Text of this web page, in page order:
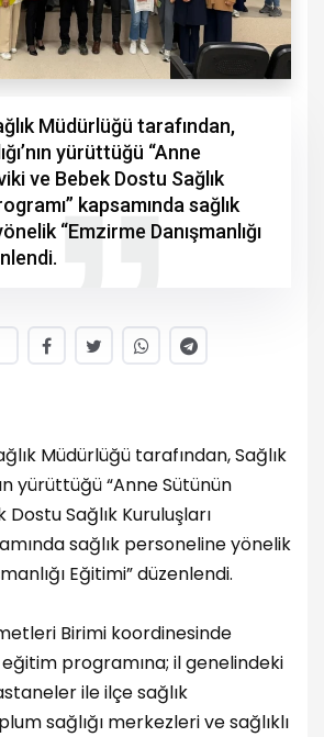
Müdürlüğü tarafından,
yürüttüğü “Anne
ve Bebek Dostu Sağlık
kapsamında sağlık
“Emzirme Danışmanlığı
Müdürlüğü tarafından, Sağlık
yürüttüğü “Anne Sütünün
Sağlık Kuruluşları
sağlık personeline yönelik
Eğitimi” düzenlendi.
Birimi koordinesinde
programına; il genelindeki
ile ilçe sağlık
sağlığı merkezleri ve sağlıklı